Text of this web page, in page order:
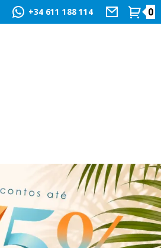
+34 611 188 114 0